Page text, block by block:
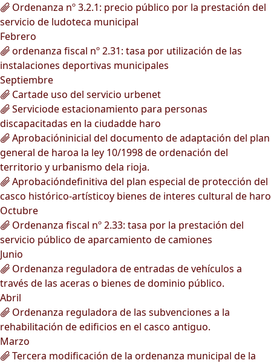
Ordenanza nº 3.2.1: precio público por la prestación del
servicio de ludoteca municipal
Febrero
ordenanza fiscal nº 2.31: tasa por utilización de las
instalaciones deportivas municipales
Septiembre
Cartade uso del servicio urbenet
Serviciode estacionamiento para personas
discapacitadas en la ciudadde haro
Aprobacióninicial del documento de adaptación del plan
general de haroa la ley 10/1998 de ordenación del
territorio y urbanismo dela rioja.
Aprobacióndefinitiva del plan especial de protección del
casco histórico-artísticoy bienes de interes cultural de haro
Octubre
Ordenanza fiscal nº 2.33: tasa por la prestación del
servicio público de aparcamiento de camiones
Junio
Ordenanza reguladora de entradas de vehículos a
través de las aceras o bienes de dominio público.
Abril
Ordenanza reguladora de las subvenciones a la
rehabilitación de edificios en el casco antiguo.
Marzo
Tercera modificación de la ordenanza municipal de la